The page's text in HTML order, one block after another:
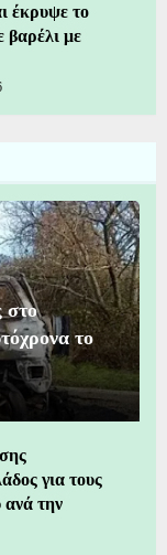
έκρυψε το
με
στο
το
για τους
ανά την